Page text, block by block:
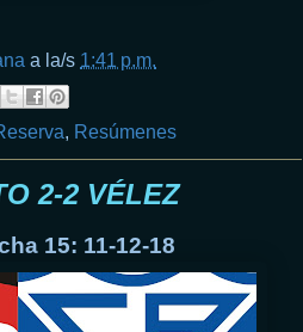
a la/s 1:41 p.m.
, Resúmenes
2-2 VÉLEZ
15: 11-12-18